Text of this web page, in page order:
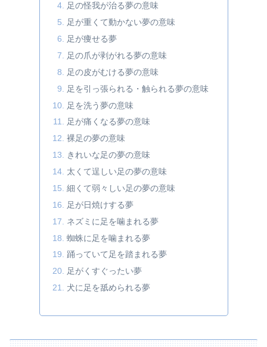
足の怪我が治る夢の意味
足が重くて動かない夢の意味
足が痩せる夢
足の爪が剥がれる夢の意味
足の皮がむける夢の意味
足を引っ張られる・触られる夢の意味
足を洗う夢の意味
足が痛くなる夢の意味
裸足の夢の意味
きれいな足の夢の意味
太くて逞しい足の夢の意味
細くて弱々しい足の夢の意味
足が日焼けする夢
ネズミに足を噛まれる夢
蜘蛛に足を噛まれる夢
踊っていて足を踏まれる夢
足がくすぐったい夢
犬に足を舐められる夢